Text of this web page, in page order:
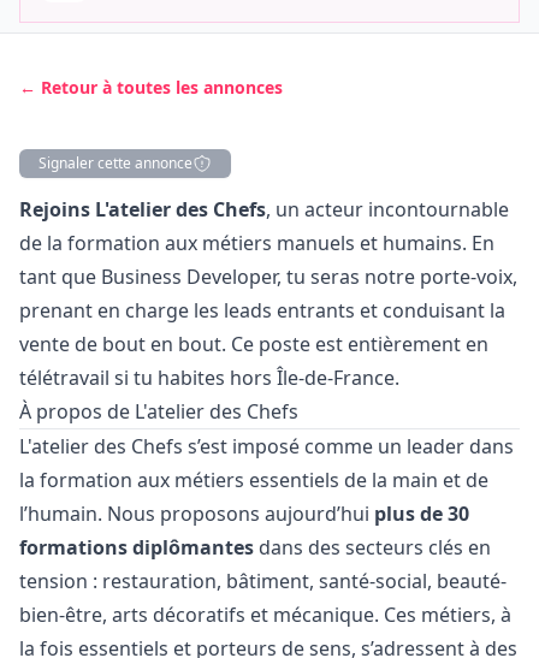
← Retour à toutes les annonces
Signaler cette annonce
Description
Rejoins L'atelier des Chefs, un acteur incontournable
de la formation aux métiers manuels et humains. En
tant que Business Developer, tu seras notre porte-voix,
prenant en charge les leads entrants et conduisant la
vente de bout en bout. Ce poste est entièrement en
télétravail si tu habites hors Île-de-France.
À propos de L'atelier des Chefs
L'atelier des Chefs s’est imposé comme un leader dans
la formation aux métiers essentiels de la main et de
l’humain. Nous proposons aujourd’hui plus de 30
formations diplômantes dans des secteurs clés en
tension : restauration, bâtiment, santé-social, beauté-
bien-être, arts décoratifs et mécanique. Ces métiers, à
la fois essentiels et porteurs de sens, s’adressent à des